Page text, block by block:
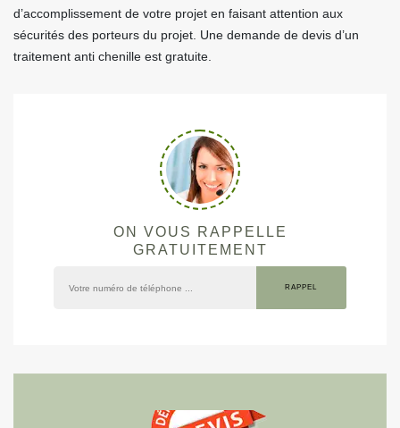
d’accomplissement de votre projet en faisant attention aux
sécurités des porteurs du projet. Une demande de devis d’un
traitement anti chenille est gratuite.
ON VOUS RAPPELLE
GRATUITEMENT